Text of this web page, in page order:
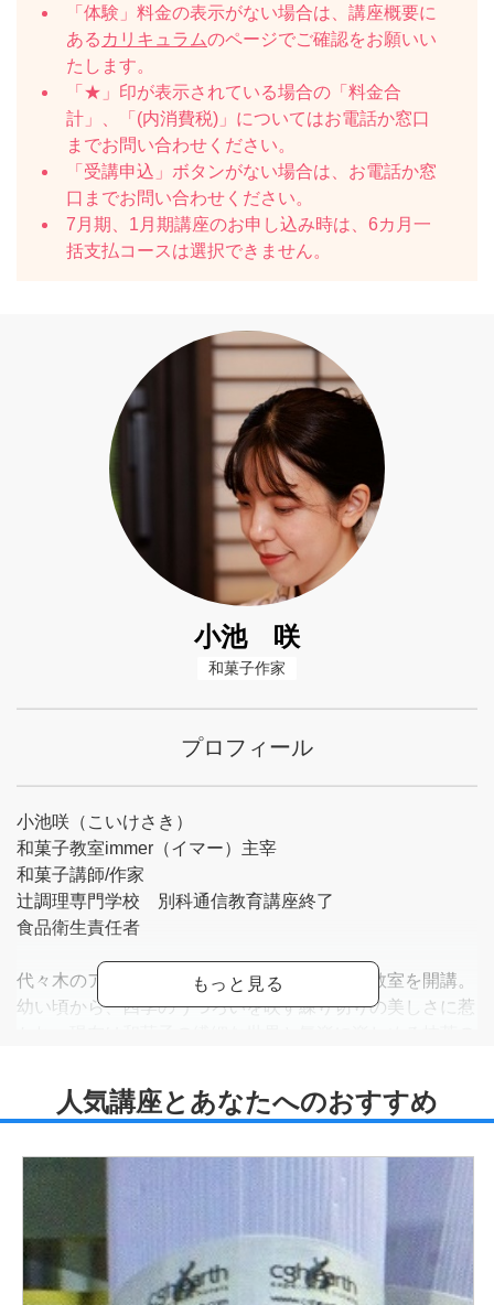
「体験」料金の表示がない場合は、講座概要に
ある カリキュラムのページでご確認をお願いい
たします。
「★」印が表示されている場合の「料金合
計」、「(内消費税)」についてはお電話か窓口
までお問い合わせください。
「受講申込」ボタンがない場合は、お電話か窓
口までお問い合わせください。
7月期、1月期講座のお申し込み時は、6カ月一
括支払コースは選択できません。
小池 咲
和菓子作家
プロフィール
小池咲（こいけさき）
和菓子教室immer（イマー）主宰
和菓子講師/作家
辻調理専門学校 別科通信教育講座終了
食品衛生責任者
代々木のアトリエや巣鴨勝林寺にて、和菓子教室を開講。
幼い頃から、四季のうつろいを映す練り切りの美しさに惹